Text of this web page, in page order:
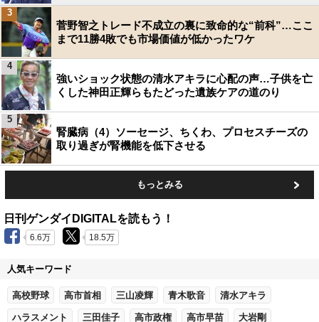
菅野智之トレード不成立の裏に致命的な“前科”…ここ
まで11勝4敗でも市場価値が低かったワケ
3
強いショック状態の清水アキラに心配の声…子供を亡
くした神田正輝らもたどった遺族ケアの道のり
4
腎臓病（4）ソーセージ、ちくわ、プロセスチーズの
取り過ぎが腎機能を低下させる
5
もっとみる
日刊ゲンダイDIGITALを読もう！
6.6万 18.5万
人気キーワード
高校野球 高市首相 三山凌輝 青木歌音 清水アキラ
ハラスメント 三田佳子 高市政権 高市早苗 大岩剛